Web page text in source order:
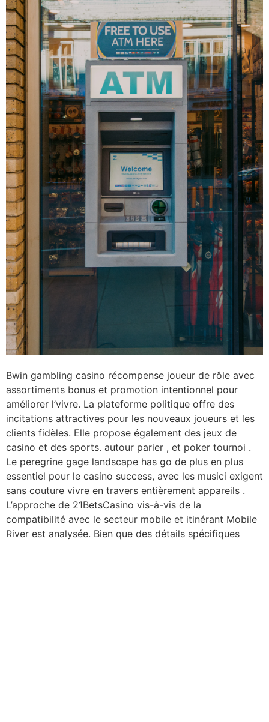
Bwin gambling casino récompense joueur de rôle avec
assortiments bonus et promotion intentionnel pour
améliorer l’vivre. La plateforme politique offre des
incitations attractives pour les nouveaux joueurs et les
clients fidèles. Elle propose également des jeux de
casino et des sports. autour parier , et poker tournoi .
Le peregrine gage landscape has go de plus en plus
essentiel pour le casino success, avec les musici exigent
sans couture vivre en travers entièrement appareils .
L’approche de 21BetsCasino vis-à-vis de la
compatibilité avec le secteur mobile et itinérant Mobile
River est analysée. Bien que des détails spécifiques